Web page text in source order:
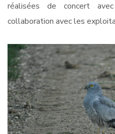
réalisées de concert
collaboration avec les